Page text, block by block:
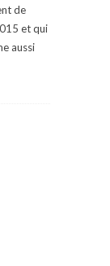
de
et qui
aussi